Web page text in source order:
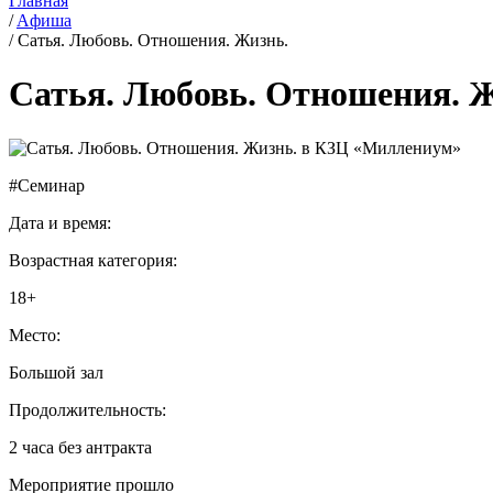
/Aфиша
/Сатья. Любовь. Отношения. Жизнь.
Сатья. Любовь. Отношения.
#Семинар
Дата и время:
Возрастная категория:
18+
Место:
Большой зал
Продолжительность:
2 часа без антракта
Мероприятие прошло